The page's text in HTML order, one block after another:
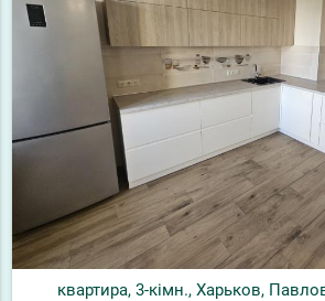
квартира, 3-кімн., Харьков,